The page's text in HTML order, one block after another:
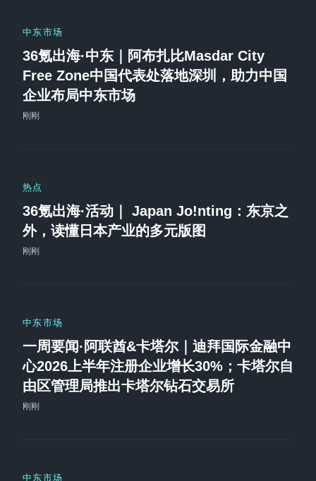
中东市场
36氪出海·中东｜阿布扎比Masdar City
Free Zone中国代表处落地深圳，助力中国
企业布局中东市场
刚刚
热点
36氪出海·活动｜ Japan Jo!nting：东京之
外，读懂日本产业的多元版图
刚刚
中东市场
一周要闻·阿联酋&卡塔尔｜迪拜国际金融中
心2026上半年注册企业增长30%；卡塔尔自
由区管理局推出卡塔尔钻石交易所
刚刚
中东市场